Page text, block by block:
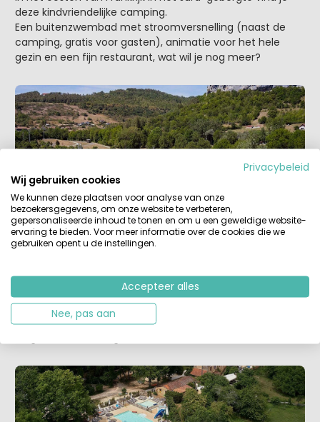
deze kindvriendelijke camping.
Een buitenzwembad met stroomversnelling (naast de
camping, gratis voor gasten), animatie voor het hele
gezin en een fijn restaurant, wat wil je nog meer?
7. Camping Le Pech Charmant – Dordogne
zwembad met verwarmd peuterbad, een gezellig
restaurant waar heerlijke maaltijden worden aangeboden,
kinderboerderij en in de zomer een leuk
activiteitenprogramma. Je logeert hier in safaritenten en
Privacybeleid
Wij gebruiken cookies
We kunnen deze plaatsen voor analyse van onze
bezoekersgegevens, om onze website te verbeteren,
gepersonaliseerde inhoud te tonen en om u een geweldige website-
ervaring te bieden. Voor meer informatie over de cookies die we
gebruiken opent u de instellingen.
Accepteer alles
Nee, pas aan